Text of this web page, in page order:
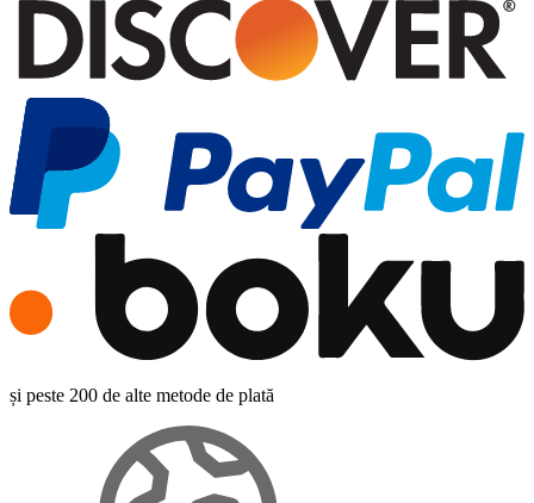
și peste 200 de alte metode de plată